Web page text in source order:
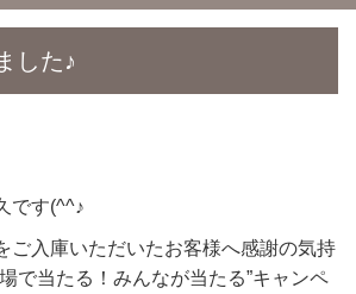
した♪
です(^^♪
ご入庫いただいたお客様へ感謝の気持
で当たる！みんなが当たる”キャンペ